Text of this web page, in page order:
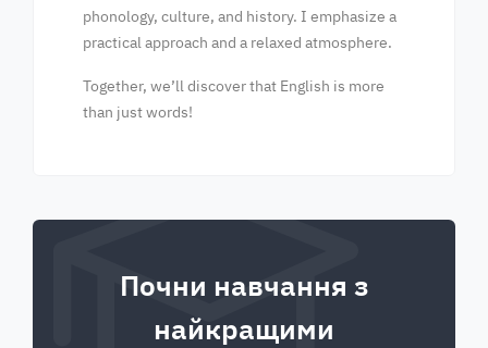
phonology, culture, and history. I emphasize a
practical approach and a relaxed atmosphere.
Together, we’ll discover that English is more
than just words!
Почни навчання з
найкращими